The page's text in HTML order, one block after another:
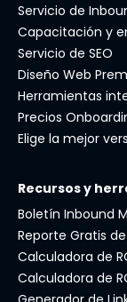
Servicio de
Capacitación y
Servicio de SEO
Diseño Web
Herramientas
Precios
Elige la mejor
Recursos y
Boletín Inbound
Reporte Gratis
Calculadora de
Calculadora de